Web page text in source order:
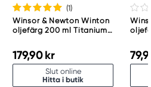
(1)
Winsor & Newton Winton
oljefärg 200 ml Titanium
179,90 kr
Slut online
Hitta i butik